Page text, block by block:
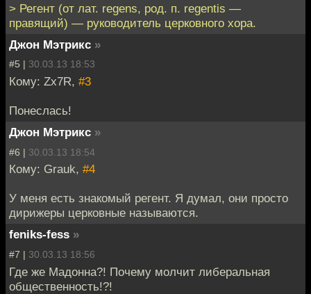
> Регент (от лат. regens, род. п. regentis —
правящий) — руководитель церковного хора.
Джон Мэтрикс »
#5 | 30.03.13 18:53
Кому: Zx7R, #3
Понеслась!
Джон Мэтрикс »
#6 | 30.03.13 18:54
Кому: Grauk, #4
У меня есть знакомый регент. Я думал, они просто
дирижеры церковные называются.
feniks-fess »
#7 | 30.03.13 18:56
Где же Мадонна?! Почему молчит либеральная
общественность!?!